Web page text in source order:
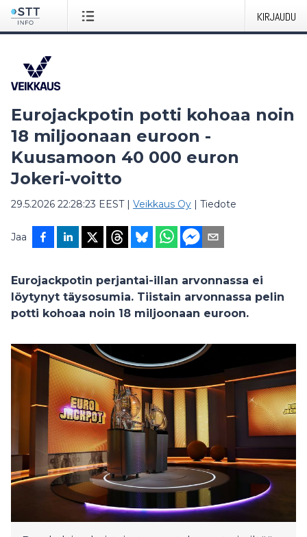
KIRJAUDU
Eurojackpotin potti kohoaa noin
18 miljoonaan euroon -
Kuusamoon 40 000 euron
Jokeri-voitto
29.5.2026 22:28:23 EEST| Veikkaus Oy | Tiedote
Jaa
Eurojackpotin perjantai-illan arvonnassa ei
löytynyt täysosumia. Tiistain arvonnassa pelin
potti kohoaa noin 18 miljoonaan euroon.